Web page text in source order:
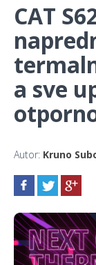
CAT
a sve
Autor: Kruno